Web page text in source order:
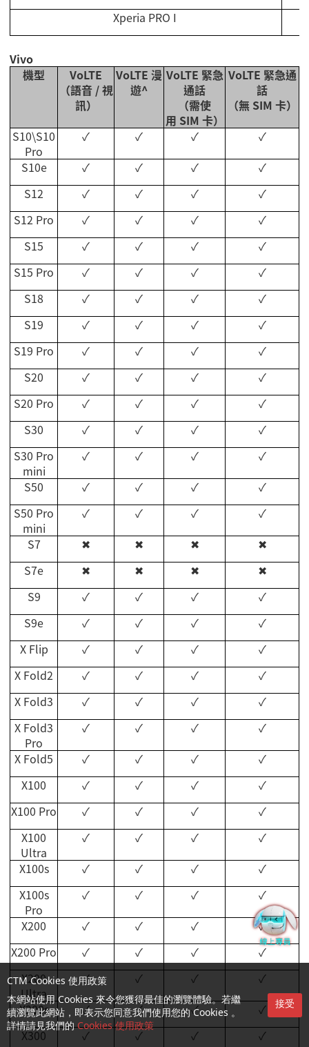
Xperia PRO I
Vivo
機型
VoLTE
（語音/視
訊）
VoLTE 漫
遊^
VoLTE 緊急
通話
（需使
用 SIM 卡）
VoLTE 緊急通
話
（無 SIM 卡）
S10\S10
Pro
✓ ✓ ✓
✓
S10e
✓ ✓ ✓
✓
S12
✓ ✓ ✓
✓
S12 Pro
✓ ✓ ✓
✓
S15
✓ ✓ ✓
✓
S15 Pro
✓ ✓ ✓
✓
S18
✓ ✓ ✓
✓
S19
✓ ✓ ✓
✓
S19 Pro
✓ ✓ ✓
✓
S20
✓ ✓ ✓
✓
S20 Pro
✓ ✓ ✓
✓
S30
✓ ✓ ✓
✓
S30 Pro
mini
✓ ✓ ✓
✓
S50
✓ ✓ ✓
✓
S50 Pro
mini
✓ ✓ ✓
✓
S7
✖ ✖ ✖
✖
S7e
✖ ✖ ✖
✖
S9
✓ ✓ ✓
✓
S9e
✓ ✓ ✓
✓
X Flip
✓ ✓ ✓
✓
X Fold2
✓ ✓ ✓
✓
X Fold3
✓ ✓ ✓
✓
X Fold3
Pro
✓ ✓ ✓
✓
X Fold5
✓ ✓ ✓
✓
X100
✓ ✓ ✓
✓
X100 Pro
✓ ✓ ✓
✓
X100
Ultra
✓ ✓ ✓
✓
X100s
✓ ✓ ✓
✓
X100s
Pro
✓ ✓ ✓
✓
X200
✓ ✓ ✓
✓
X200 Pro
✓ ✓ ✓
✓
X200
Ultra
✓ ✓ ✓
✓
X200s
✓ ✓ ✓
✓
X300
✓ ✓ ✓ ✓
CTM Cookies 使用政策
本網站使用 Cookies 來令您獲得最佳的瀏覽體驗。若繼
續瀏覽此網站，即表示您同意我們使用您的 Cookies 。
詳情請見我們的 Cookies 使用政策
接受